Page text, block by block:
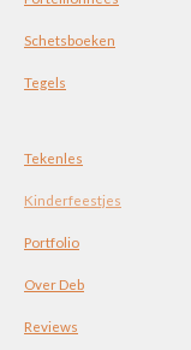
Schetsboeken
Tegels
Tekenles
Kinderfeestjes
Portfolio
Over Deb
Reviews